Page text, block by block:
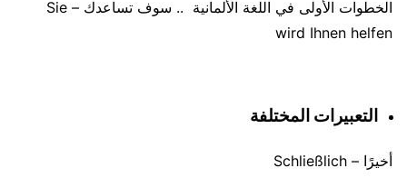
الخطوات الأولى في اللغة الألمانية .. سوف تساعدك – Sie
wird Ihnen helfen
التعبيرات المختلفة
أخيرًا – Schließlich